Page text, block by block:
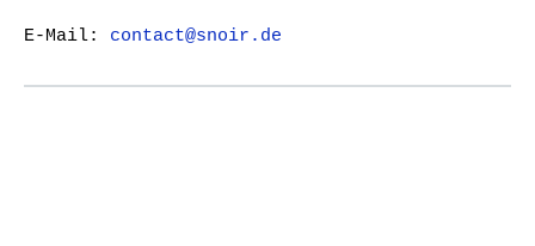
E-Mail: contact@snoir.de